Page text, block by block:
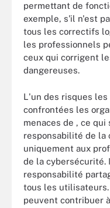
permettant de
exemple, s'il n'est
tous les correctifs
les professionnels
ceux qui corrigent
dangereuses.
L'un des risques
confrontées les
menaces de , ce
responsabilité de la
uniquement aux
de la
responsabilité
tous les
peuvent contribuer